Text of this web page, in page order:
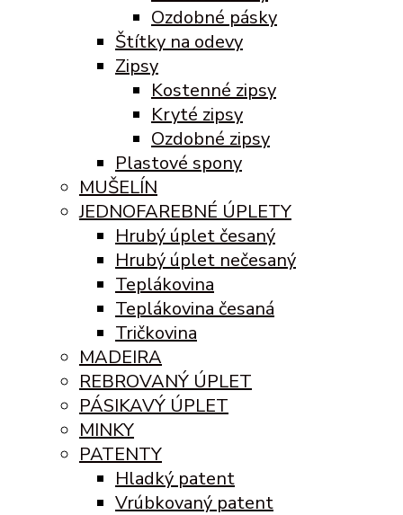
Ozdobné pásky
Štítky na odevy
Zipsy
Kostenné zipsy
Kryté zipsy
Ozdobné zipsy
Plastové spony
MUŠELÍN
JEDNOFAREBNÉ ÚPLETY
Hrubý úplet česaný
Hrubý úplet nečesaný
Teplákovina
Teplákovina česaná
Tričkovina
MADEIRA
REBROVANÝ ÚPLET
PÁSIKAVÝ ÚPLET
MINKY
PATENTY
Hladký patent
Vrúbkovaný patent